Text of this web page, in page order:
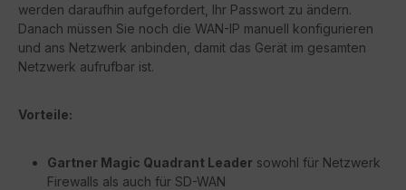
werden daraufhin aufgefordert, Ihr Passwort zu ändern.
Danach müssen Sie noch die WAN-IP manuell konfigurieren
und ans Netzwerk anbinden, damit das Gerät im gesamten
Netzwerk aufrufbar ist.
Vorteile:
Gartner Magic Quadrant Leader sowohl für Netzwerk
Firewalls als auch für SD-WAN